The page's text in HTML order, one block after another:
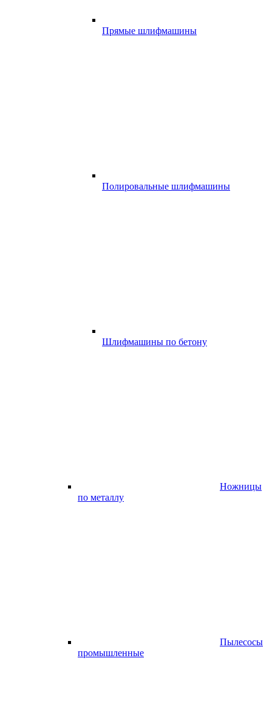
Прямые шлифмашины
Полировальные шлифмашины
Шлифмашины по бетону
Ножницы
по металлу
Пылесосы
промышленные